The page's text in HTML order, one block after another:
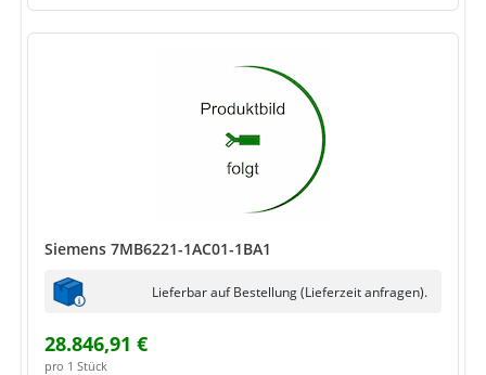
Siemens 7MB6221-1AC01-1BA1
Lieferbar auf Bestellung (Lieferzeit anfragen).
28.846,91 €
pro 1 Stück